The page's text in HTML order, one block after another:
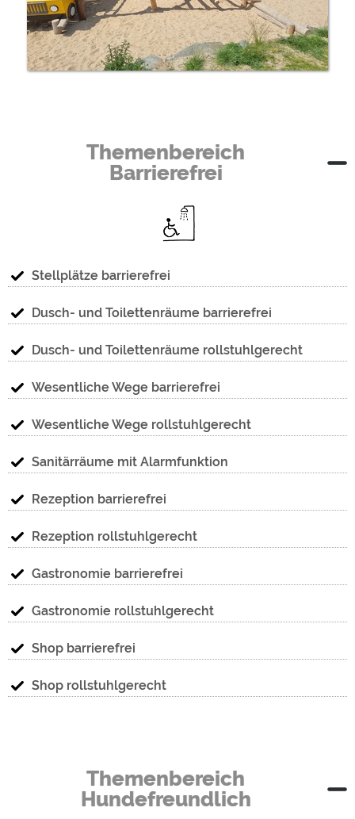
Themenbereich
Barrierefrei
Stellplätze barrierefrei
Dusch- und Toilettenräume barrierefrei
Dusch- und Toilettenräume rollstuhlgerecht
Wesentliche Wege barrierefrei
Wesentliche Wege rollstuhlgerecht
Sanitärräume mit Alarmfunktion
Rezeption barrierefrei
Rezeption rollstuhlgerecht
Gastronomie barrierefrei
Gastronomie rollstuhlgerecht
Shop barrierefrei
Shop rollstuhlgerecht
Themenbereich
Hundefreundlich